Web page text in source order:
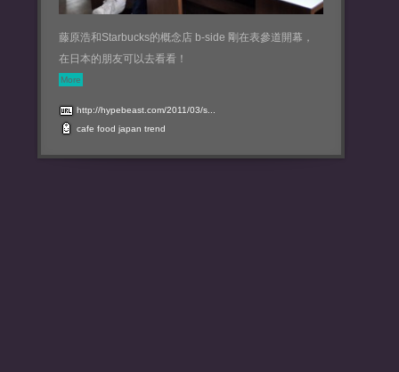
藤原浩和Starbucks的概念店 b-side 剛在表參道開幕，
在日本的朋友可以去看看！
More
http://hypebeast.com/2011/03/s...
cafe food japan trend